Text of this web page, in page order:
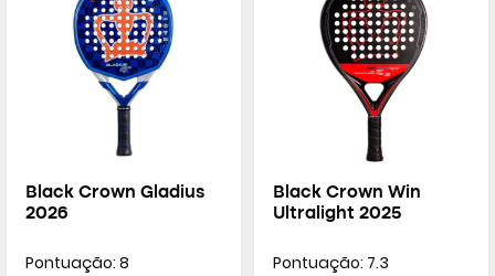
Black Crown Gladius
2026
Pontuação: 8
Black Crown Win
Ultralight 2025
Pontuação: 7.3